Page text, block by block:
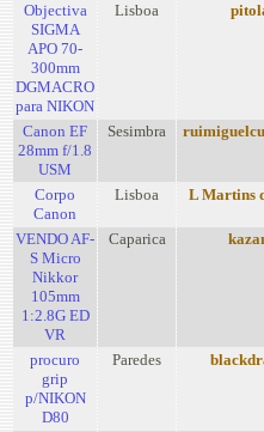
Objectiva
SIGMA
APO 70-
300mm
DGMACRO
para NIKON
Lisboa
Canon EF
28mm f/1.8
USM
Sesimbra
Corpo
Canon
Lisboa L Martins
VENDO AF-
S Micro
Nikkor
105mm
1:2.8G ED
VR
Caparica
procuro
grip
p/NIKON
D80
Paredes